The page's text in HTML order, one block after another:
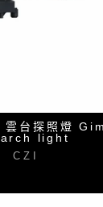
台探照燈
light
CZI